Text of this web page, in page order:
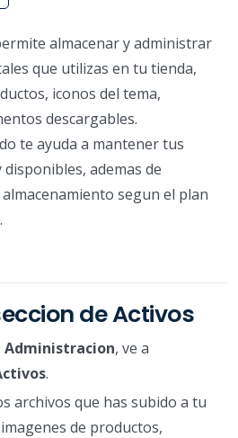
almacenar y administrar
que utilizas en tu tienda,
iconos del tema,
descargables.
te ayuda a mantener tus
ademas de
segun el plan
de Activos
Administracion, ve a
.
archivos que has subido a tu
de productos,